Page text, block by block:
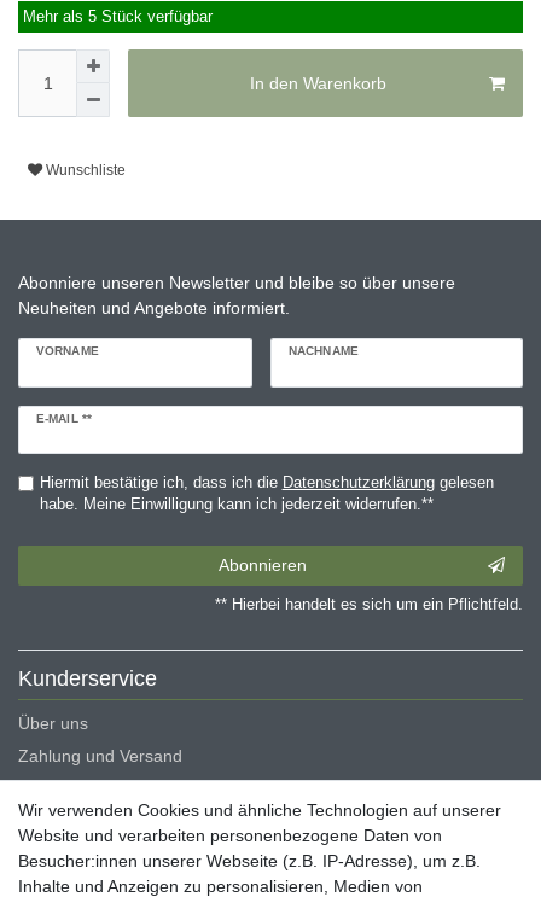
Mehr als 5 Stück verfügbar
In den Warenkorb
Wunschliste
Abonniere unseren Newsletter und bleibe so über unsere
Neuheiten und Angebote informiert.
VORNAME NACHNAME
E-MAIL **
Newsletter
Hiermit bestätige ich, dass ich die Daten­schutz­erklärunggelesen
habe. Meine Einwilligung kann ich jederzeit widerrufen.**
Abonnieren
** Hierbei handelt es sich um ein Pflichtfeld.
Kunderservice
Über uns
Zahlung und Versand
Erklärung zur Barrierefreiheit
Blog
Rechtliche Angaben
Wir verwenden Cookies und ähnliche Technologien auf unserer
Website und verarbeiten personenbezogene Daten von
Besucher:innen unserer Webseite (z.B. IP-Adresse), um z.B.
Inhalte und Anzeigen zu personalisieren, Medien von